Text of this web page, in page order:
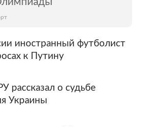
иностранный футболист
к Путину
рассказал о судьбе
Украины